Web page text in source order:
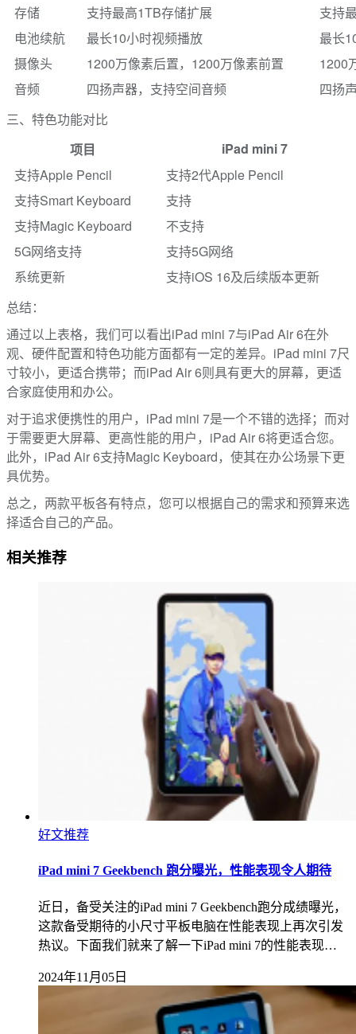
存储
支持最高1TB存储扩展
支持
电池续航
最长10小时视频播放
最长
摄像头
1200万像素后置，1200万像素前置
1200
音频
四扬声器，支持空间音频
四扬
三、特色功能对比
项目
iPad mini 7
支持Apple Pencil
支持2代Apple Pencil
支持Smart Keyboard
支持
支持Magic Keyboard
不支持
5G网络支持
支持5G网络
系统更新
支持iOS 16及后续版本更新
总结：
通过以上表格，我们可以看出iPad mini 7与iPad Air 6在外
观、硬件配置和特色功能方面都有一定的差异。iPad mini 7尺
寸较小，更适合携带；而iPad Air 6则具有更大的屏幕，更适
合家庭使用和办公。
对于追求便携性的用户，iPad mini 7是一个不错的选择；而对
于需要更大屏幕、更高性能的用户，iPad Air 6将更适合您。
此外，iPad Air 6支持Magic Keyboard，使其在办公场景下更
具优势。
总之，两款平板各有特点，您可以根据自己的需求和预算来选
择适合自己的产品。
相关推荐
好文推荐
iPad mini 7 Geekbench 跑分曝光，性能表现令人期待
近日，备受关注的iPad mini 7 Geekbench跑分成绩曝光，
这款备受期待的小尺寸平板电脑在性能表现上再次引发
热议。下面我们就来了解一下iPad mini 7的性能表现…
2024年11月05日